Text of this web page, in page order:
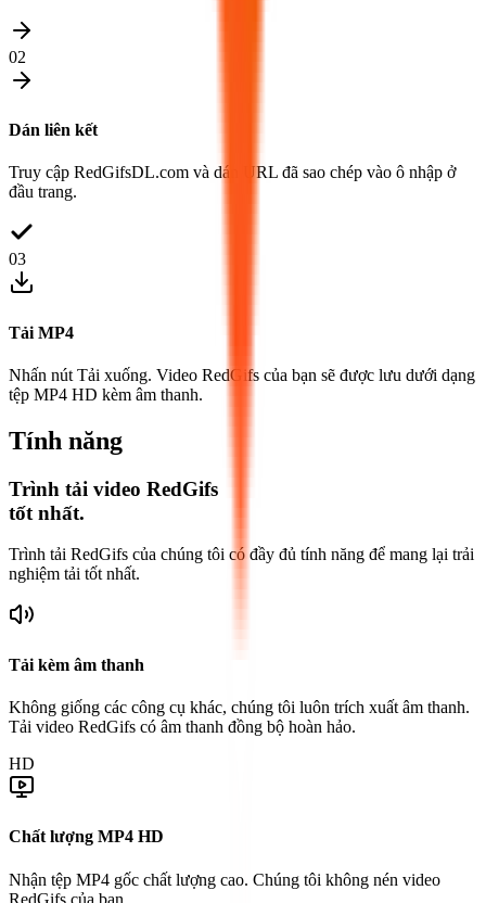
02
Dán liên kết
Truy cập RedGifsDL.com và dán URL đã sao chép vào ô nhập ở
đầu trang.
03
Tải MP4
Nhấn nút Tải xuống. Video RedGifs của bạn sẽ được lưu dưới dạng
tệp MP4 HD kèm âm thanh.
Tính năng
Trình tải video RedGifs
tốt nhất.
Trình tải RedGifs của chúng tôi có đầy đủ tính năng để mang lại trải
nghiệm tải tốt nhất.
Tải kèm âm thanh
Không giống các công cụ khác, chúng tôi luôn trích xuất âm thanh.
Tải video RedGifs có âm thanh đồng bộ hoàn hảo.
HD
Chất lượng MP4 HD
Nhận tệp MP4 gốc chất lượng cao. Chúng tôi không nén video
RedGifs của bạn.